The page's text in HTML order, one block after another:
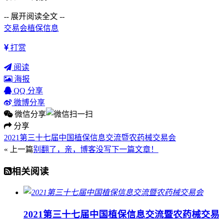
-- 展开阅读全文 --
交易会植保信息
打赏
阅读
海报
QQ 分享
微博分享
微信分享
分享
2021第三十七届中国植保信息交流暨农药械交易会
« 上一篇别翻了，亲，博客没写下一篇文章！
相关阅读
2021第三十七届中国植保信息交流暨农药械交